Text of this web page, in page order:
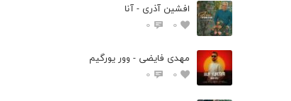
افشین آذری - آنا
0
0
مهدی فایضی - وور یورگیم
0
0